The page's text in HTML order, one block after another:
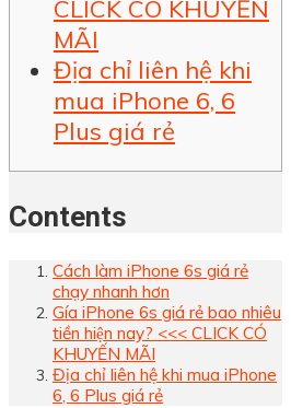
CLICK CÓ KHUYẾN
MÃI
Địa chỉ liên hệ khi
mua iPhone 6, 6
Plus giá rẻ
Contents
Cách làm iPhone 6s giá rẻ
chạy nhanh hơn
Gía iPhone 6s giá rẻ bao nhiêu
tiền hiện nay? <<< CLICK CÓ
KHUYẾN MÃI
Địa chỉ liên hệ khi mua iPhone
6, 6 Plus giá rẻ